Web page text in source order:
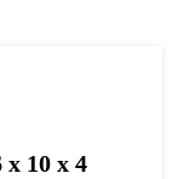
10 x 4